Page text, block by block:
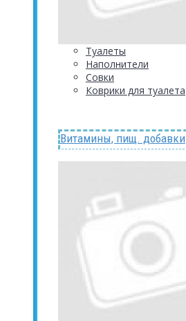
Туалеты
Наполнители
Совки
Коврики для туалета
Витамины, пищ. добавки